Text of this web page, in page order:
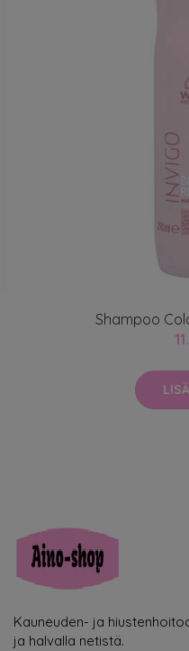
Shampoo
Kauneuden- ja
ja halvalla netistä.